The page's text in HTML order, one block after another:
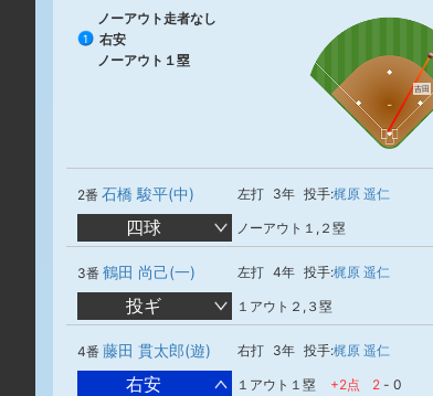
ノーアウト走者なし
1
右安
ノーアウト１塁
吉田
2番 石橋 駿平(中) 左打 3年 投手:梶原 遥仁
四球 ノーアウト１,２塁
3番 鶴田 尚己(一) 左打 4年 投手:梶原 遥仁
投ギ １アウト２,３塁
4番 藤田 貫太郎(遊) 右打 3年 投手:梶原 遥仁
右安 １アウト１塁 +2点 2 - 0